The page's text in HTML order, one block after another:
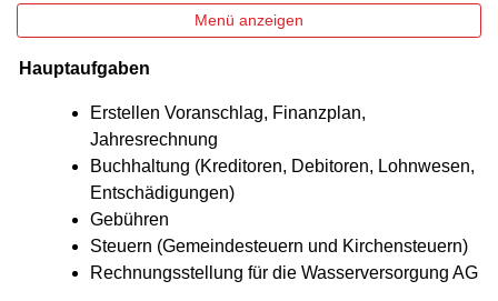
Menü anzeigen
Hauptaufgaben
Erstellen Voranschlag, Finanzplan,
Jahresrechnung
Buchhaltung (Kreditoren, Debitoren, Lohnwesen,
Entschädigungen)
Gebühren
Steuern (Gemeindesteuern und Kirchensteuern)
Rechnungsstellung für die Wasserversorgung AG
Zugehörige Objekte